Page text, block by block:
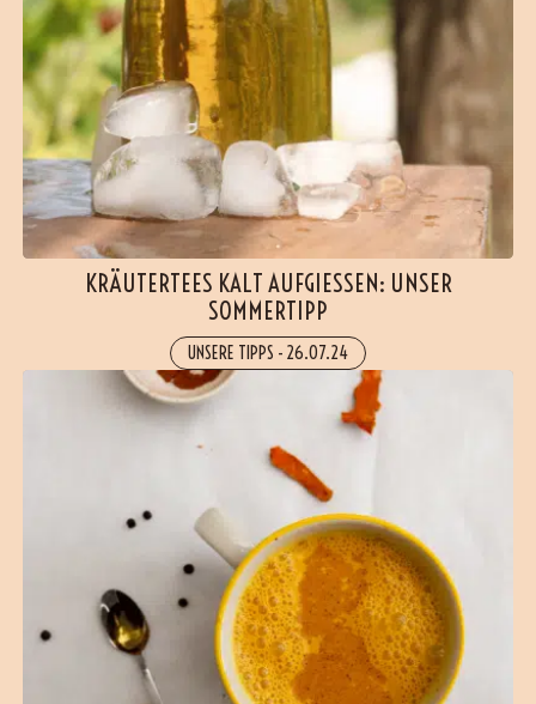
KRÄUTERTEES KALT AUFGIESSEN: UNSER S
OMMERTIPP
UNSERE TIPPS - 26.07.24